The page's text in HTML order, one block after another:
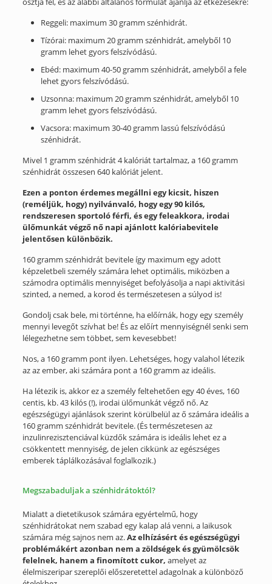
Reggeli: maximum 30 gramm szénhidrát.
Tízórai: maximum 20 gramm szénhidrát, amelyből 10
gramm lehet gyors felszívódású.
Ebéd: maximum 40-50 gramm szénhidrát, amelyből a fele
lehet gyors felszívódású.
Uzsonna: maximum 20 gramm szénhidrát, amelyből 10
gramm lehet gyors felszívódású.
Vacsora: maximum 30-40 gramm lassú felszívódású
szénhidrát.
Mivel 1 gramm szénhidrát 4 kalóriát tartalmaz, a 160 gramm
szénhidrát összesen 640 kalóriát jelent.
Ezen a ponton érdemes megállni egy kicsit, hiszen
(reméljük, hogy) nyilvánvaló, hogy egy 90 kilós,
rendszeresen sportoló férfi, és egy feleakkora, irodai
ülőmunkát végző nő napi ajánlott kalóriabevitele
jelentősen különbözik.
160 gramm szénhidrát bevitele így maximum egy adott
képzeletbeli személy számára lehet optimális, miközben a
számodra optimális mennyiséget befolyásolja a napi aktivitási
szinted, a nemed, a korod és természetesen a súlyod is!
Gondolj csak bele, mi történne, ha előírnák, hogy egy személy
mennyi levegőt szívhat be! És az előírt mennyiségnél senki sem
lélegezhetne sem többet, sem kevesebbet!
Nos, a 160 gramm pont ilyen. Lehetséges, hogy valahol létezik
az az ember, aki számára pont a 160 gramm az ideális.
Ha létezik is, akkor ez a személy feltehetően egy 40 éves, 160
centis, kb. 43 kilós (!), irodai ülőmunkát végző nő. Az
egészségügyi ajánlások szerint körülbelül az ő számára ideális a
160 gramm szénhidrát bevitele. (És természetesen az
inzulinrezisztenciával küzdők számára is ideális lehet ez a
csökkentett mennyiség, de jelen cikkünk az egészséges
emberek táplálkozásával foglalkozik.)
Megszabaduljak a szénhidrátoktól?
Mialatt a dietetikusok számára egyértelmű, hogy
szénhidrátokat nem szabad egy kalap alá venni, a laikusok
számára még sajnos nem az.Az elhízásért és egészségügyi
problémákért azonban nem a zöldségek és gyümölcsök
felelnek, hanem a finomított cukor, amelyet az
élelmiszeripar szereplői előszeretettel adagolnak a különböző